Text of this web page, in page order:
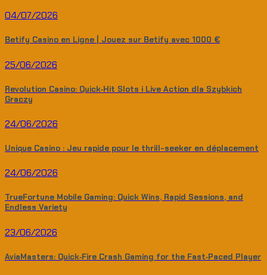
04/07/2026
Betify Casino en Ligne | Jouez sur Betify avec 1000 €
25/06/2026
Revolution Casino: Quick‑Hit Slots i Live Action dla Szybkich
Graczy
24/06/2026
Unique Casino : Jeu rapide pour le thrill-seeker en déplacement
24/06/2026
TrueFortune Mobile Gaming: Quick Wins, Rapid Sessions, and
Endless Variety
23/06/2026
AviaMasters: Quick‑Fire Crash Gaming for the Fast‑Paced Player